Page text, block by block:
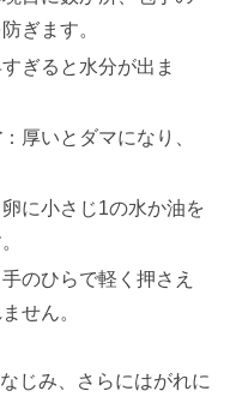
ぎます。
すぎると水分が出ま
：厚いとダマになり、
卵に小さじ1の水か油を
手のひらで軽く押さえ
せん。
じみ、さらにはがれに